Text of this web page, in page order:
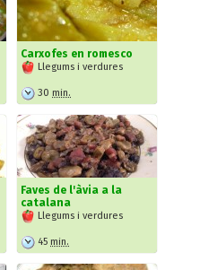
Carxofes en romesco
Llegums i verdures
30 min.
Faves de l'àvia a la
catalana
Llegums i verdures
45 min.